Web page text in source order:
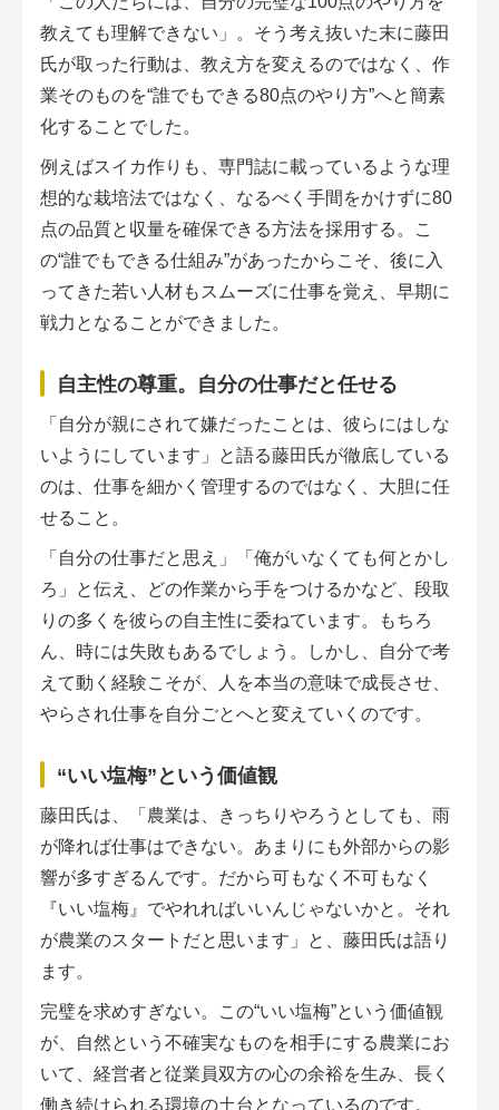
教えても理解できない」。そう考え抜いた末に藤田
氏が取った行動は、教え方を変えるのではなく、作
業そのものを“誰でもできる80点のやり方”へと簡素
化することでした。
例えばスイカ作りも、専門誌に載っているような理
想的な栽培法ではなく、なるべく手間をかけずに80
点の品質と収量を確保できる方法を採用する。こ
の“誰でもできる仕組み”があったからこそ、後に入
ってきた若い人材もスムーズに仕事を覚え、早期に
戦力となることができました。
自主性の尊重。自分の仕事だと任せる
「自分が親にされて嫌だったことは、彼らにはしな
いようにしています」と語る藤田氏が徹底している
のは、仕事を細かく管理するのではなく、大胆に任
せること。
「自分の仕事だと思え」「俺がいなくても何とかし
ろ」と伝え、どの作業から手をつけるかなど、段取
りの多くを彼らの自主性に委ねています。もちろ
ん、時には失敗もあるでしょう。しかし、自分で考
えて動く経験こそが、人を本当の意味で成長させ、
やらされ仕事を自分ごとへと変えていくのです。
“いい塩梅”という価値観
藤田氏は、「農業は、きっちりやろうとしても、雨
が降れば仕事はできない。あまりにも外部からの影
響が多すぎるんです。だから可もなく不可もなく
『いい塩梅』でやれればいいんじゃないかと。それ
が農業のスタートだと思います」と、藤田氏は語り
ます。
完璧を求めすぎない。この“いい塩梅”という価値観
が、自然という不確実なものを相手にする農業にお
いて、経営者と従業員双方の心の余裕を生み、長く
働き続けられる環境の土台となっているのです。